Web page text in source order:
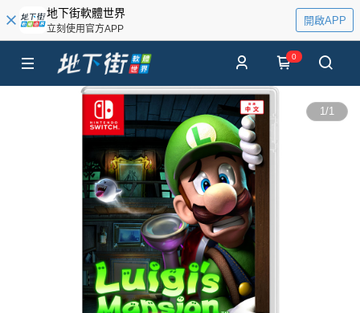
地下街軟體世界
立刻使用官方APP
開啟APP
0
1/1